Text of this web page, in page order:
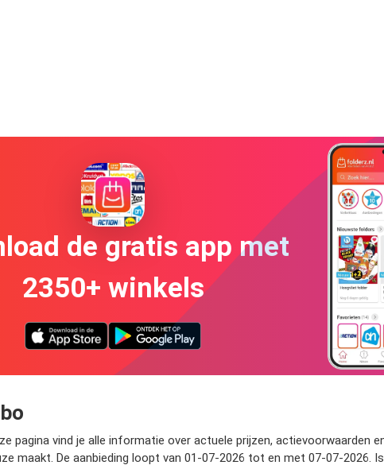
de gratis app met
2350+ winkels
pagina vind je alle informatie over actuele prijzen, actievoorwaarden
maakt. De aanbieding loopt van 01-07-2026 tot en met 07-07-2026.